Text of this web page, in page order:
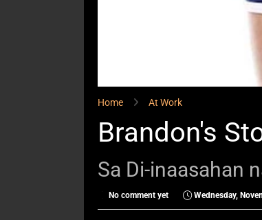
Home At Work
Brandon's
Sa Di-inaasahan
No comment yet Wednesday,